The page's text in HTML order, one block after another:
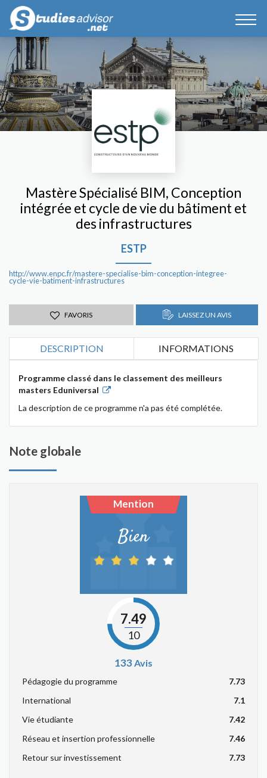
Mastère Spécialisé BIM, Conception
intégrée et cycle de vie du bâtiment et
des infrastructures
ESTP
http://www.enpc.fr/mastere-specialise-bim-conception-integree-
cycle-vie-batiment-infrastructures
FAVORIS LAISSEZ UN AVIS
DESCRIPTION INFORMATIONS
Programme classé dans le classement des meilleurs
masters Eduniversal
La description de ce programme n'a pas été complétée.
Note globale
Mention
Bien
7.49
10
133Avis
Pédagogie du programme
7.73
International
7.1
Vie étudiante
7.42
Réseau et insertion professionnelle
7.46
Retour sur investissement
7.73